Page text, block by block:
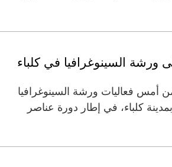
ورشة السينوغرافيا في كلباء
أمس فعاليات ورشة السينوغرافيا
كلباء، في إطار دورة عناصر